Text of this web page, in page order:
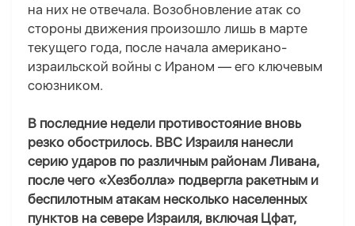
на них не отвечала. Возобновление атак со
стороны движения произошло лишь в марте
текущего года, после начала американо-
израильской войны с Ираном — его ключевым
союзником.
В последние недели противостояние вновь
резко обострилось. ВВС Израиля нанесли
серию ударов по различным районам Ливана,
после чего «Хезболла» подвергла ракетным и
беспилотным атакам несколько населенных
пунктов на севере Израиля, включая Цфат,